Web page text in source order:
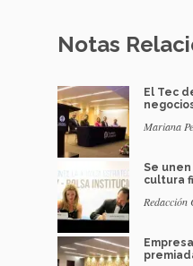
Notas
El Tec
Mariana
Se
cultura
Redacción